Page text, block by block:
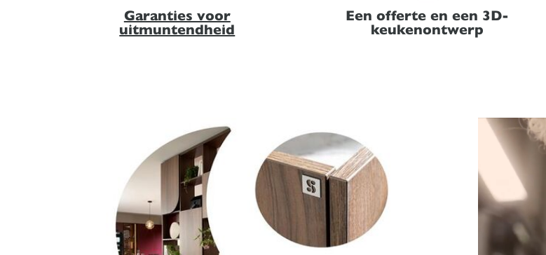
Garanties voor
uitmuntendheid
Een offerte en een 3D-
keukenontwerp